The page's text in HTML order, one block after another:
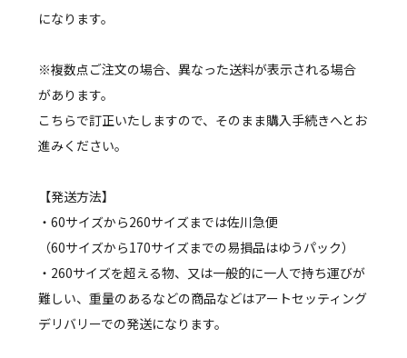
になります。
※複数点ご注文の場合、異なった送料が表示される場合
があります。
こちらで訂正いたしますので、そのまま購入手続きへとお
進みください。
【発送方法】
・60サイズから260サイズまでは佐川急便
（60サイズから170サイズまでの易損品はゆうパック）
・260サイズを超える物、又は一般的に一人で持ち運びが
難しい、重量のあるなどの商品などはアートセッティング
デリバリーでの発送になります。